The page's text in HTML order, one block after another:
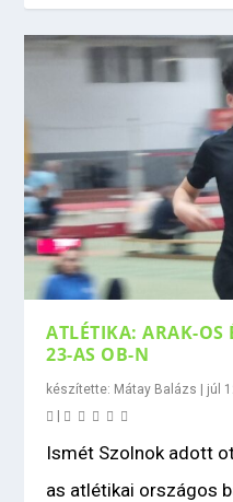
ATLÉTIKA: ARAK-OS
23-AS OB-N
készítette: Mátay Balázs | júl
|
Ismét Szolnok adott
as atlétikai országos